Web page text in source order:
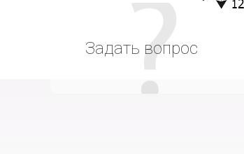
Задать вопрос